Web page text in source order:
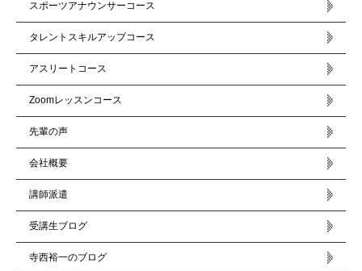
スポーツアナウンサーコース
タレントスキルアップコース
アスリートコース
Zoomレッスンコース
先輩の声
会社概要
講師派遣
受講生ブログ
寺西裕一のブログ